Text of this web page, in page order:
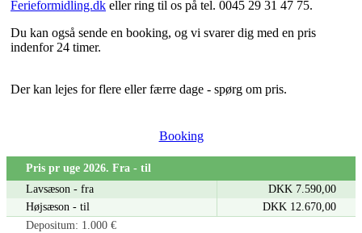
Ferieformidling.dk eller ring til os på tel. 0045 29 31 47 75.
Du kan også sende en booking, og vi svarer dig med en pris
indenfor 24 timer.
Der kan lejes for flere eller færre dage - spørg om pris.
Booking
Pris pr uge 2026. Fra - til
Lavsæson - fra
DKK 7.590,00
Højsæson - til
DKK 12.670,00
Depositum: 1.000 €